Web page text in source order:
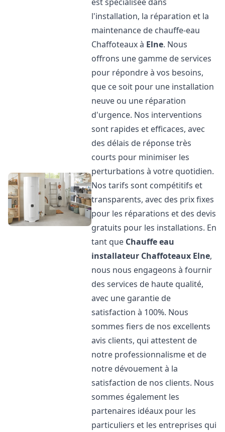
l'installation, la réparation et la
maintenance de chauffe-eau
Chaffoteaux à Elne. Nous
offrons une gamme de services
pour répondre à vos besoins,
que ce soit pour une installation
neuve ou une réparation
d'urgence. Nos interventions
sont rapides et efficaces, avec
des délais de réponse très
courts pour minimiser les
perturbations à votre quotidien.
Nos tarifs sont compétitifs et
transparents, avec des prix fixes
pour les réparations et des devis
gratuits pour les installations. En
tant que Chauffe eau
installateur Chaffoteaux Elne,
nous nous engageons à fournir
des services de haute qualité,
avec une garantie de
satisfaction à 100%. Nous
sommes fiers de nos excellents
avis clients, qui attestent de
notre professionnalisme et de
notre dévouement à la
satisfaction de nos clients. Nous
sommes également les
partenaires idéaux pour les
particuliers et les entreprises qui